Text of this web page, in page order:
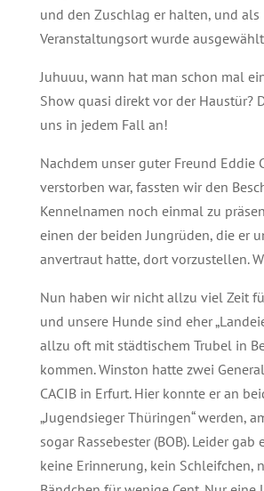
und den Zuschlag er halten, und als
Veranstaltungsort wurde
Juhuuu, wann hat man schon mal
Show quasi direkt vor der Haustür?
uns in jedem Fall an!
Nachdem unser guter Freund Eddie
verstorben war, fassten wir den
Kennelnamen noch einmal zu
einen der beiden Jungrüden, die er
anvertraut hatte, dort vorzustellen.
Nun haben wir nicht allzu viel Zeit
und unsere Hunde sind eher
allzu oft mit städtischem Trubel in
kommen. Winston hatte zwei
CACIB in Erfurt. Hier konnte er an
„Jugendsieger Thüringen“ werden,
sogar Rassebester (BOB). Leider gab
keine Erinnerung, kein Schleifchen,